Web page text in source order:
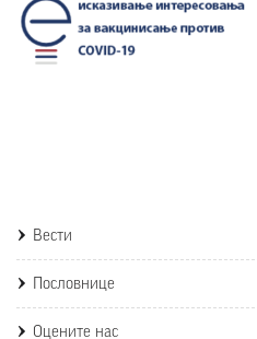
Вести
Пословнице
Оцените нас